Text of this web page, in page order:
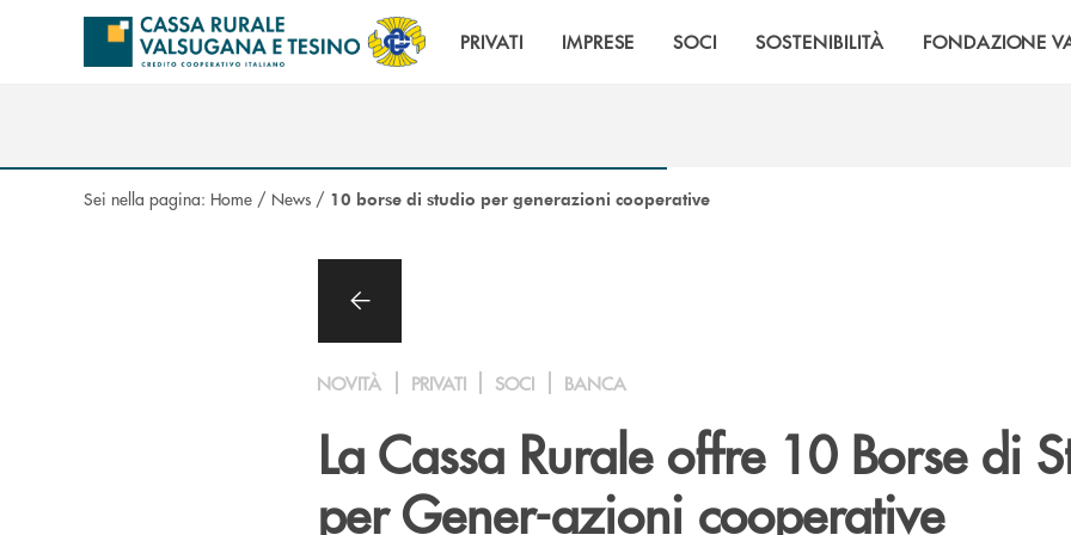
Salta al contenuto principale
PRIVATI IMPRESE SOCI SOSTENIBILITÀ FONDAZIONE
Sei nella pagina: Home / News / 10 borse di studio per generazioni cooperative
NOVITÀ PRIVATI SOCI BANCA
La Cassa Rurale offre 10 Borse di
per Gener-azioni cooperative